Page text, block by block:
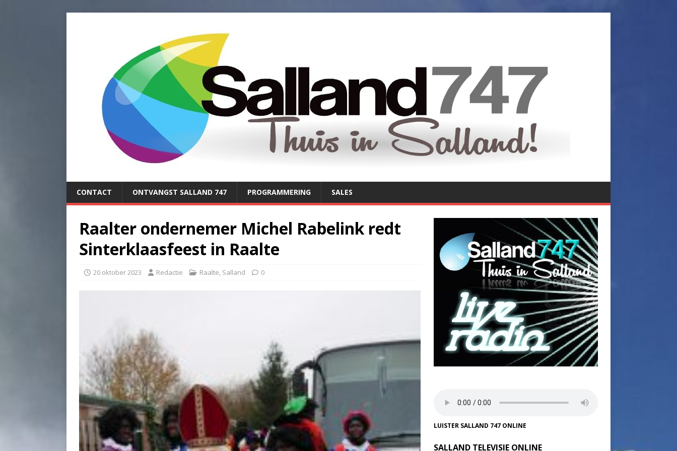
CONTACT ONTVANGST SALLAND 747 PROGRAMMERING SALES
Raalter ondernemer Michel Rabelink redt
Sinterklaasfeest in Raalte
20 oktober 2023 Redactie Raalte, Salland 0
LUISTER SALLAND 747 ONLINE
SALLAND TELEVISIE ONLINE